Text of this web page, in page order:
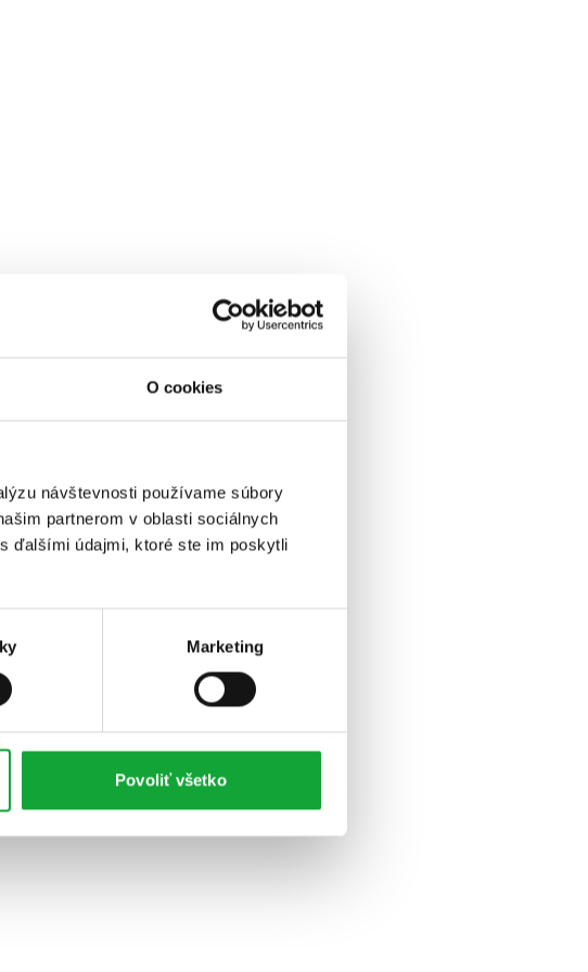
O cookies
návštevnosti používame súbory
partnerom v oblasti sociálnych
ďalšími údajmi, ktoré ste im poskytli
Marketing
Povoliť všetko